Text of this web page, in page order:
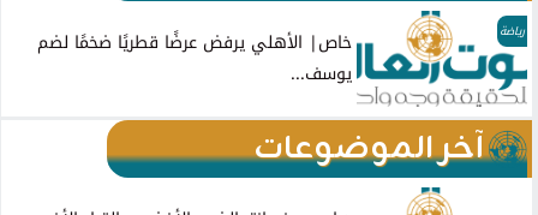
رياضة
خاص| الأهلي يرفض عرضًا قطريًا ضخمًا لضم
يوسف...
آخر الموضوعات